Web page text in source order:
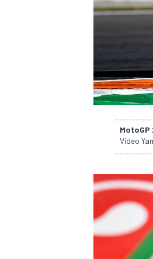
MotoGP
Vídeo